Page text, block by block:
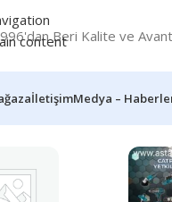
contentBeri Kalite ve
İletişimMedya –